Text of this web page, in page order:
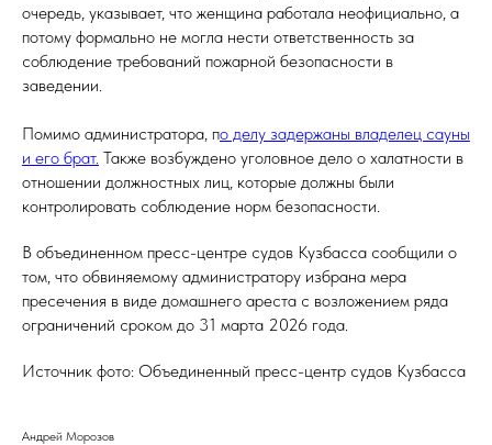
очередь, указывает, что женщина работала неофициально, а
потому формально не могла нести ответственность за
соблюдение требований пожарной безопасности в
заведении.
Помимо администратора, по делу задержаны владелец сауны
и его брат. Также возбуждено уголовное дело о халатности в
отношении должностных лиц, которые должны были
контролировать соблюдение норм безопасности.
В объединенном пресс-центре судов Кузбасса сообщили о
том, что обвиняемому администратору избрана мера
пресечения в виде домашнего ареста с возложением ряда
ограничений сроком до 31 марта 2026 года.
Источник фото: Объединенный пресс-центр судов Кузбасса
Андрей Морозов